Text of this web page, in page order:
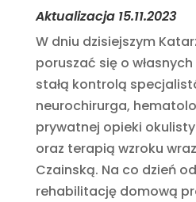
Aktualizacja 15.11.2023
W dniu dzisiejszym
poruszać się o
stałą kontrolą
neurochirurga,
prywatnej opieki
oraz terapią wzroku
Czainską. Na co dzień
rehabilitację domową